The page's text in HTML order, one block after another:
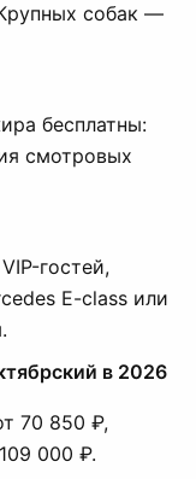
собак —
бесплатны:
смотровых
гостей,
E-class или
в 2026
70 850 ₽,
000 ₽.